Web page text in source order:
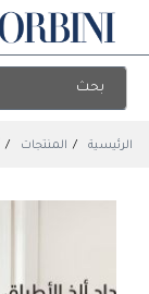
الرئيسية المنتجات